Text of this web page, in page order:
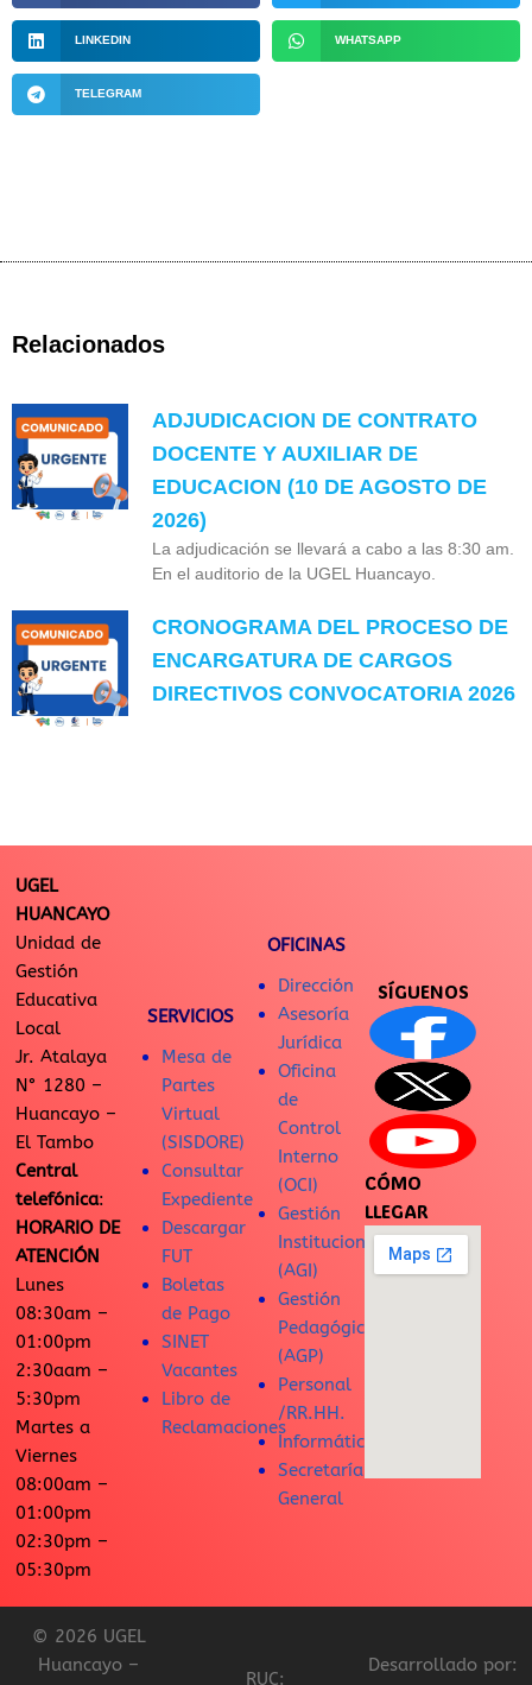
LINKEDIN WHATSAPP
TELEGRAM
Relacionados
ADJUDICACION DE CONTRATO
DOCENTE Y AUXILIAR DE
EDUCACION (10 DE AGOSTO DE
2026)
La adjudicación se llevará a cabo a las 8:30 am.
En el auditorio de la UGEL Huancayo.
CRONOGRAMA DEL PROCESO DE
ENCARGATURA DE CARGOS
DIRECTIVOS CONVOCATORIA 2026
UGEL
HUANCAYO
Unidad de
Gestión
Educativa
Local
Jr. Atalaya
N° 1280 –
Huancayo –
El Tambo
Central
telefónica:
HORARIO DE
ATENCIÓN
Lunes
08:30am –
01:00pm
2:30aam –
5:30pm
Martes a
Viernes
08:00am –
01:00pm
02:30pm –
05:30pm
SERVICIOS
Mesa de
Partes
Virtual
(SISDORE)
Consultar
Expediente
Descargar
FUT
Boletas
de Pago
SINET
Vacantes
Libro de
Reclamaciones
OFICINAS
Dirección
Asesoría
Jurídica
Oficina
de
Control
Interno
(OCI)
Gestión
Institucional
(AGI)
Gestión
Pedagógica
(AGP)
Personal
/RR.HH.
Informática
Secretaría
General
SÍGUENOS
CÓMO
LLEGAR
© 2026 UGEL
Huancayo –
RUC:
Desarrollado por: